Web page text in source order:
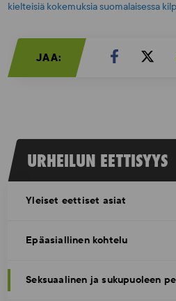
kielteisiä kokemuksia suomalaisessa
JAA:
URHEILUN EETTISYYS
Yleiset eettiset asiat
Epäasiallinen kohtelu
Seksuaalinen ja sukupuoleen